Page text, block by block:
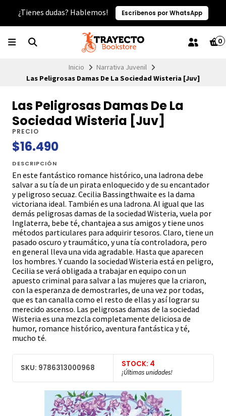
¿Tienes dudas? Hablemos! Escríbenos por WhatsApp
0
Inicio
Narrativa Juvenil
Las Peligrosas Damas De La Sociedad Wisteria [Juv]
Las Peligrosas Damas De La
Sociedad Wisteria [Juv]
PRECIO
$16.490
DESCRIPCIÓN
En este fantástico romance histórico, una ladrona debe
salvar a su tía de un pirata enloquecido y de su encantador
y peligroso secuaz. Cecilia Bassingthwaite es la dama
victoriana ideal. También es una ladrona. Al igual que las
demás peligrosas damas de la sociedad Wisteria, vuela por
Inglaterra, bebe té, chantajea a sus amigos y tiene unos
métodos particulares para adquirir tesoros. Claro, tiene un
pasado oscuro y traumático, y una tía controladora, pero
en general lleva una vida agradable. Hasta que aparecen
los hombres. Y cuando la sociedad Wisteria está en peligro,
Cecilia se verá obligada a trabajar en equipo con un
apuesto criminal para salvar a las mujeres que la criaron,
con la esperanza de demostrarles, de una vez por todas,
que es tan canalla como el resto de ellas y así lograr su
merecido ascenso. Las peligrosas damas de la sociedad
Wisteria es una mezcla completamente deliciosa de
humor, romance histórico, aventura fantástica y té,
mucho té.
SKU: 9786313000968 STOCK: 4
¡Últimas unidades!